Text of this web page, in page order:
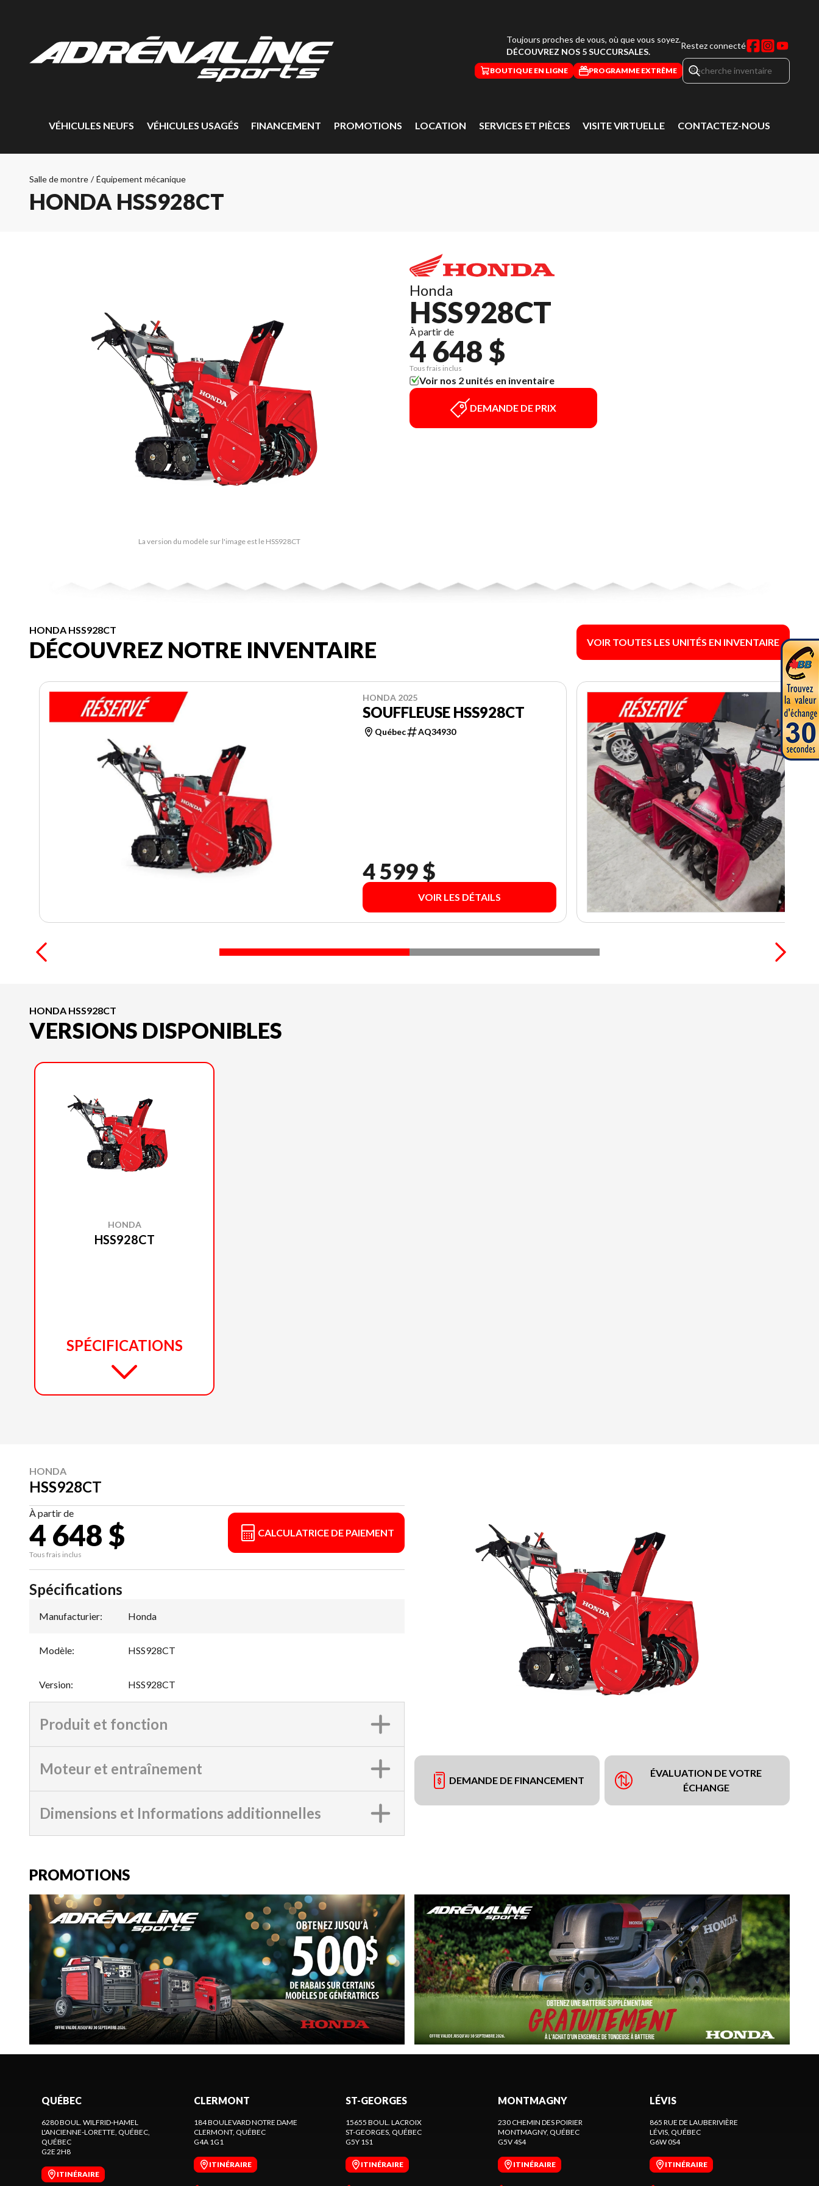
Toujours proches de vous, où que vous soyez.
DÉCOUVREZ NOS 5 SUCCURSALES.
Restez connecté
BOUTIQUE EN LIGNE PROGRAMME EXTRÊME
VÉHICULES NEUFS VÉHICULES USAGÉS FINANCEMENT PROMOTIONS LOCATION SERVICES ET PIÈCES VISITE VIRTUELLE CONTACTEZ-NOUS
Salle de montre / Équipement mécanique
HONDA HSS928CT
La version du modèle sur l'image est le HSS928CT
Honda
HSS928CT
À partir de
4 648 $
Tous frais inclus
Voir nos 2 unités en inventaire
DEMANDE DE PRIX
HONDA HSS928CT
DÉCOUVREZ NOTRE INVENTAIRE VOIR TOUTES LES UNITÉS EN INVENTAIRE
HONDA 2025
SOUFFLEUSE HSS928CT
Québec AQ34930
4 599 $
VOIR LES DÉTAILS
HONDA HSS928CT
VERSIONS DISPONIBLES
HONDA
HSS928CT
SPÉCIFICATIONS
HONDA
HSS928CT
À partir de
4 648 $
Tous frais inclus
CALCULATRICE DE PAIEMENT
DEMANDE DE FINANCEMENT
ÉVALUATION DE VOTRE
ÉCHANGE
Spécifications
Manufacturier: Honda
Modèle: HSS928CT
Version: HSS928CT
Produit et fonction
Moteur et entraînement
Dimensions et Informations additionnelles
PROMOTIONS
QUÉBEC
6280 BOUL. WILFRID-HAMEL
L'ANCIENNE-LORETTE, QUÉBEC,
QUÉBEC
G2E 2H8
ITINÉRAIRE
CLERMONT
184 BOULEVARD NOTRE DAME
CLERMONT, QUÉBEC
G4A 1G1
ITINÉRAIRE
ST-GEORGES
15655 BOUL. LACROIX
ST-GEORGES, QUÉBEC
G5Y 1S1
ITINÉRAIRE
MONTMAGNY
230 CHEMIN DES POIRIER
MONTMAGNY, QUÉBEC
G5V 4S4
ITINÉRAIRE
LÉVIS
865 RUE DE LAUBERIVIÈRE
LÉVIS, QUÉBEC
G6W 0S4
ITINÉRAIRE